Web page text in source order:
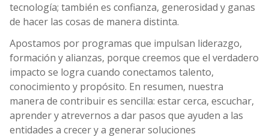
tecnología; también es confianza, generosidad y ganas
de hacer las cosas de manera distinta.
Apostamos por programas que impulsan liderazgo,
formación y alianzas, porque creemos que el verdadero
impacto se logra cuando conectamos talento,
conocimiento y propósito. En resumen, nuestra
manera de contribuir es sencilla: estar cerca, escuchar,
aprender y atrevernos a dar pasos que ayuden a las
entidades a crecer y a generar soluciones